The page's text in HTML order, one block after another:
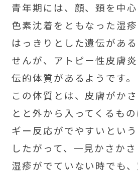
青年期には、顔、頚を中
色素沈着をともなった湿疹
はっきりとした遺伝があ
せんが、アトピー性皮膚
伝的体質があるようです。
この体質とは、皮膚がか
とと外から入ってくるも
ギー反応がでやすいという
したがって、一見かさか
湿疹がでていない時でも